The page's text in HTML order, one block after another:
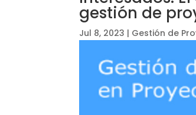
gestión de
Jul 8, 2023 | Gestión de